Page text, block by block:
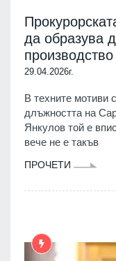
да образува
29.04.2026г.
В техните мотиви
длъжността на
Янкулов той е
вече не е такъв
ПРОЧЕТИ